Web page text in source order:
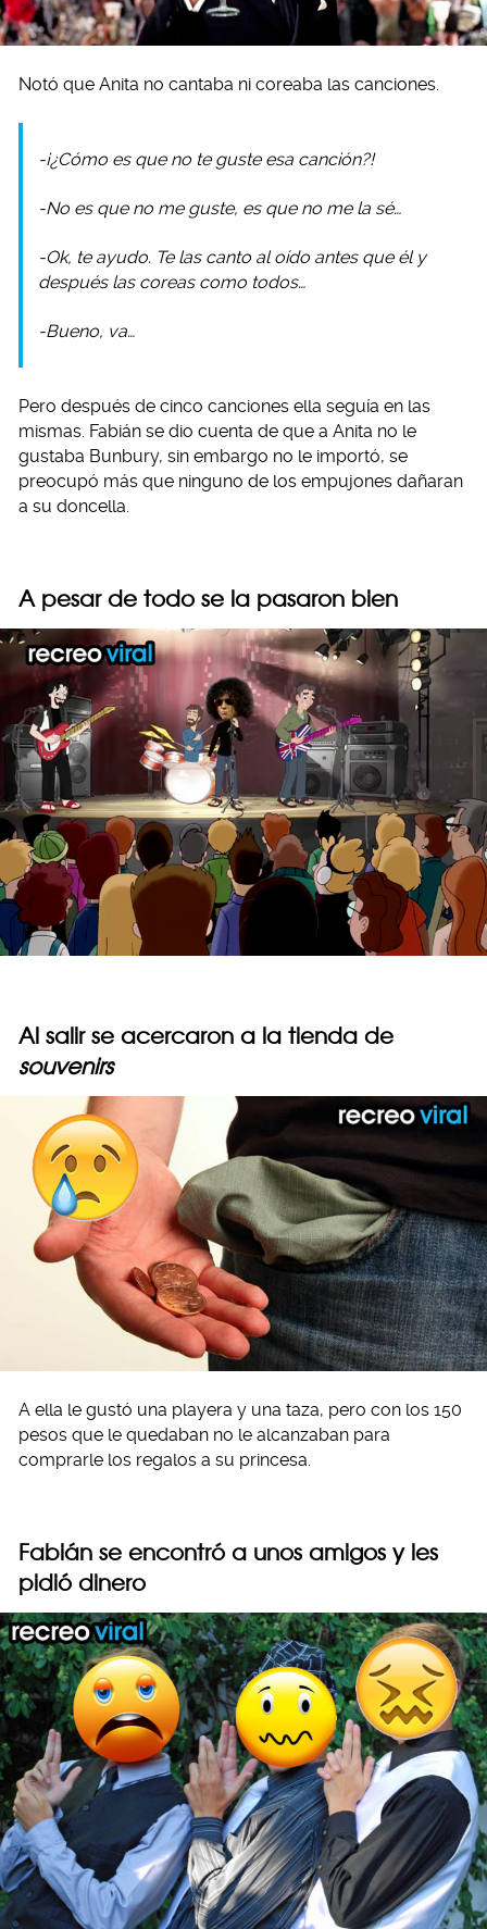
Notó que Anita no cantaba ni coreaba las canciones.
-¡¿Cómo es que no te guste esa canción?!
-No es que no me guste, es que no me la sé…
-Ok, te ayudo. Te las canto al oído antes que él y
después las coreas como todos…
-Bueno, va…
Pero después de cinco canciones ella seguía en las
mismas. Fabián se dio cuenta de que a Anita no le
gustaba Bunbury, sin embargo no le importó, se
preocupó más que ninguno de los empujones dañaran
a su doncella.
A pesar de todo se la pasaron bien
Al salir se acercaron a la tienda de
souvenirs
A ella le gustó una playera y una taza, pero con los 150
pesos que le quedaban no le alcanzaban para
comprarle los regalos a su princesa.
Fabián se encontró a unos amigos y les
pidió dinero